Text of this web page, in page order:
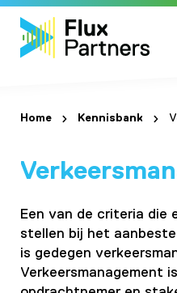
Skip
to
content
Markten
Expertises
Over Flux
Home Kennisbank
Een van de criteria die
stellen bij het
is gedegen
Verkeersmanagement